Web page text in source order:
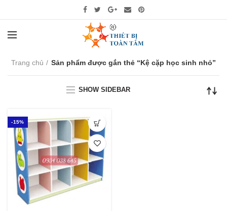
Trang chủ Sản phẩm được gắn thẻ “Kệ cặp học sinh nhỏ”
SHOW SIDEBAR
-15%